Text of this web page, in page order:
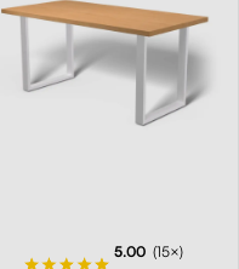
5.00 (15×)